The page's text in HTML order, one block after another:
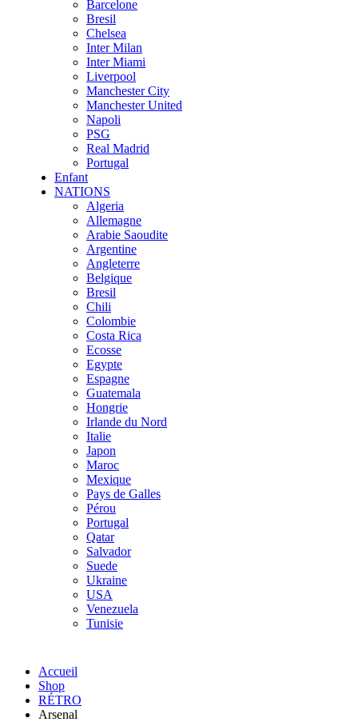
Barcelone
Bresil
Chelsea
Inter Milan
Inter Miami
Liverpool
Manchester City
Manchester United
Napoli
PSG
Real Madrid
Portugal
Enfant
NATIONS
Algeria
Allemagne
Arabie Saoudite
Argentine
Angleterre
Belgique
Bresil
Chili
Colombie
Costa Rica
Ecosse
Egypte
Espagne
Guatemala
Hongrie
Irlande du Nord
Italie
Japon
Maroc
Mexique
Pays de Galles
Pérou
Portugal
Qatar
Salvador
Suede
Ukraine
USA
Venezuela
Tunisie
Accueil
Shop
RÉTRO
Arsenal